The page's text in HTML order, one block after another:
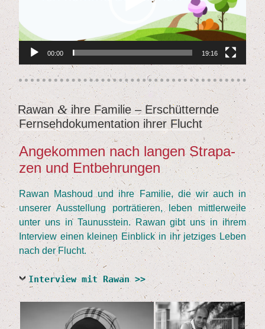
00:00 19:16
VERÖFFENTLICHT
AM
Rawan & ihre Fami­lie – Erschüt­tern­de
Fern­seh­do­ku­men­ta­ti­on ihrer Flucht
Ange­kom­men nach lan­gen Stra­pa­
zen und Entbehrungen
Rawan Mas­houd und ihre Fami­lie, die wir auch in
unse­rer Aus­stel­lung por­trä­tie­ren, leben mitt­ler­wei­le
unter uns in Tau­nus­stein. Rawan gibt uns in ihrem
Inter­view einen klei­nen Ein­blick in ihr jet­zi­ges Leben
nach der Flucht.
Interview mit Rawan >>